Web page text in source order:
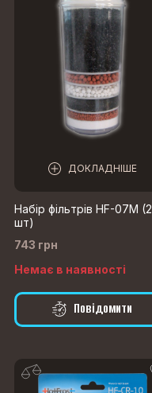
ДОКЛАДНІШЕ
Набір фільтрів HF-07M (2
шт)
743 грн
Немає в наявності
Повідомити